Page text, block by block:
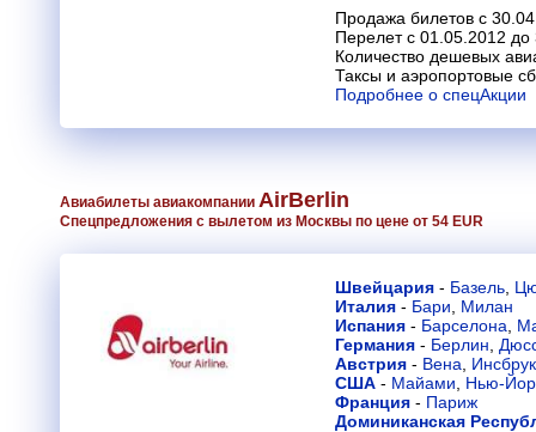
Продажа билетов с
Перелет с 01.05.2012 до
Количество дешевых
Таксы и аэропортовые
Подробнее о спецАкции
Авиабилеты авиакомпании AirBerlin
Спецпредложения с вылетом из Москвы по цене от 54 EUR
Швейцария - Базель
Италия - Бари
Милан
Испания - Барселона
Германия - Берлин
Австрия - Вена
Инсбрук
США - Майами
Нью-
Франция - Париж
Доминиканская